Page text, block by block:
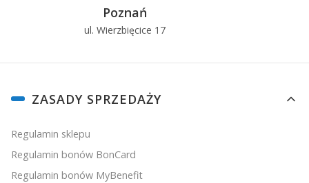
Poznań
ul. Wierzbięcice 17
Linki w stopce
ZASADY SPRZEDAŻY
Regulamin sklepu
Regulamin bonów BonCard
Regulamin bonów MyBenefit